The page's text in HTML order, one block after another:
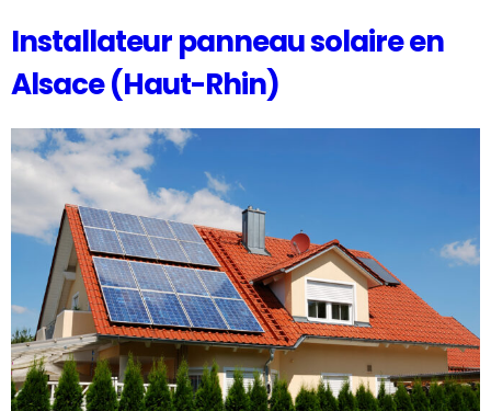
Installateur panneau solaire en
Alsace (Haut-Rhin)